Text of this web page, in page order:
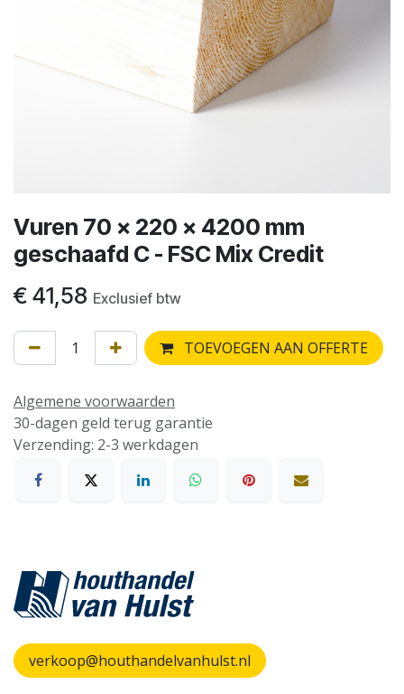
Vuren 70 x 220 x 4200 mm
geschaafd C - FSC Mix Credit
€ 41,58 Exclusief btw
TOEVOEGEN AAN OFFERTE
Algemene voorwaarden
30-dagen geld terug garantie
Verzending: 2-3 werkdagen
verkoop@houthandelvanhulst.nl